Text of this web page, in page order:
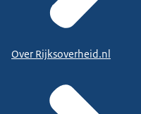
Over Rijksoverheid.nl